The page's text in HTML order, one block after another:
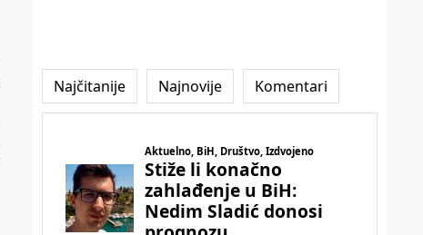
Najčitanije Najnovije Komentari